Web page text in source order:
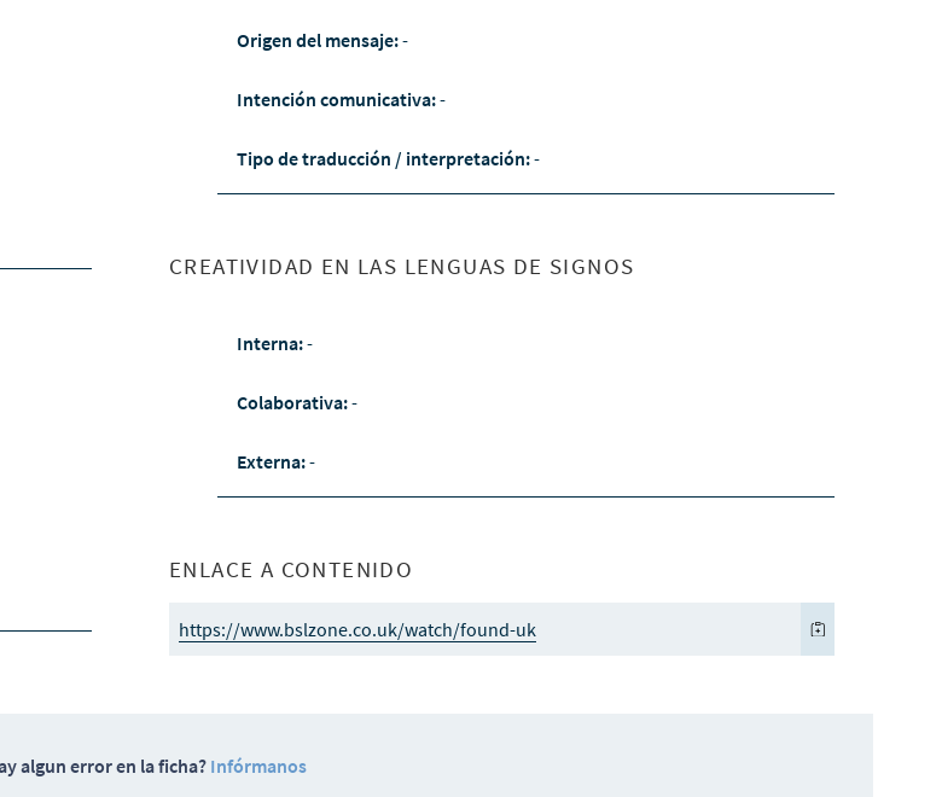
Origen del mensaje:-
Intención comunicativa:-
Tipo de traducción / interpretación:-
CREATIVIDAD EN LAS LENGUAS DE SIGNOS
Interna:-
Colaborativa:-
Externa:-
ENLACE A CONTENIDO
https://www.bslzone.co.uk/watch/found-uk
algun error en la ficha?Infórmanos